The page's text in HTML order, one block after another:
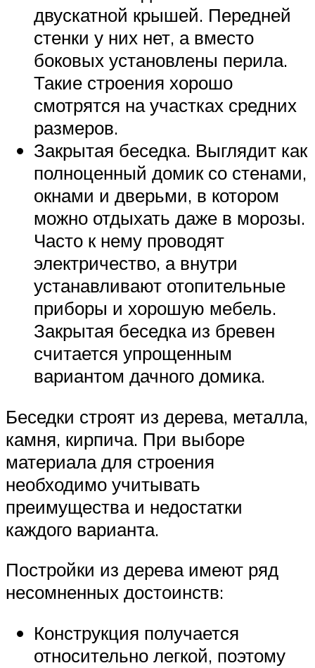
двускатной крышей. Передней
стенки у них нет, а вместо
боковых установлены перила.
Такие строения хорошо
смотрятся на участках средних
размеров.
Закрытая беседка. Выглядит как
полноценный домик со стенами,
окнами и дверьми, в котором
можно отдыхать даже в морозы.
Часто к нему проводят
электричество, а внутри
устанавливают отопительные
приборы и хорошую мебель.
Закрытая беседка из бревен
считается упрощенным
вариантом дачного домика.
Беседки строят из дерева, металла,
камня, кирпича. При выборе
материала для строения
необходимо учитывать
преимущества и недостатки
каждого варианта.
Постройки из дерева имеют ряд
несомненных достоинств:
Конструкция получается
относительно легкой, поэтому